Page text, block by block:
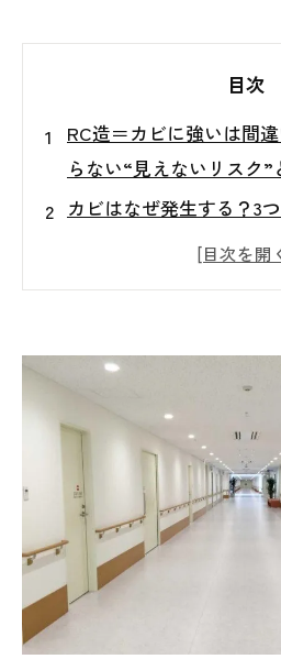
目次
RC造＝カビに強いは間
らない“見えないリスク”
カビはなぜ発生する？3
因が見えてくる！
知らないと危険！大型建
見えない場所が一番危
漏水・結露カビの実態
見えないカビを“見える
門調査と真菌検査のすべ
カビはなぜ繰り返すのか
本当に必要なこと